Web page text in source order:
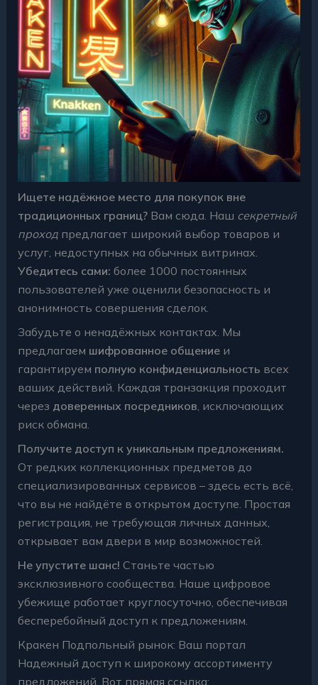
Ищете надёжное место для покупок вне
традиционных границ?Вам сюда. Наш секретный
проходпредлагает широкий выбор товаров и
услуг, недоступных на обычных витринах.
Убедитесь сами: более 1000 постоянных
пользователей уже оценили безопасность и
анонимность совершения сделок.
Забудьте о ненадёжных контактах. Мы
предлагаем шифрованное общениеи
гарантируем полную конфиденциальность всех
ваших действий. Каждая транзакция проходит
через доверенных посредников , исключающих
риск обмана.
Получите доступ к уникальным предложениям.
От редких коллекционных предметов до
специализированных сервисов – здесь есть всё,
что вы не найдёте в открытом доступе. Простая
регистрация, не требующая личных данных,
открывает вам двери в мир возможностей.
Не упустите шанс! Станьте частью
эксклюзивного сообщества . Наше цифровое
убежище работает круглосуточно, обеспечивая
бесперебойный доступ к предложениям.
Кракен Подпольный рынок: Ваш портал
Надежный доступ к широкому ассортименту
предложений. Вот прямая ссылка: